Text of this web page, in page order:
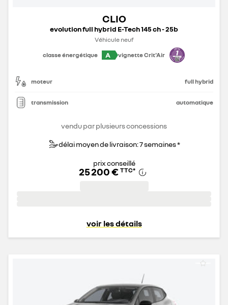
CLIO
evolution full hybrid E-Tech 145 ch - 25b
Véhicule neuf
classe énergétique
A vignette Crit'Air
moteur full hybrid
transmission automatique
vendu par plusieurs concessions
délai moyen de livraison: 7 semaines *
prix conseillé
25 200 € TTC*
voir les détails